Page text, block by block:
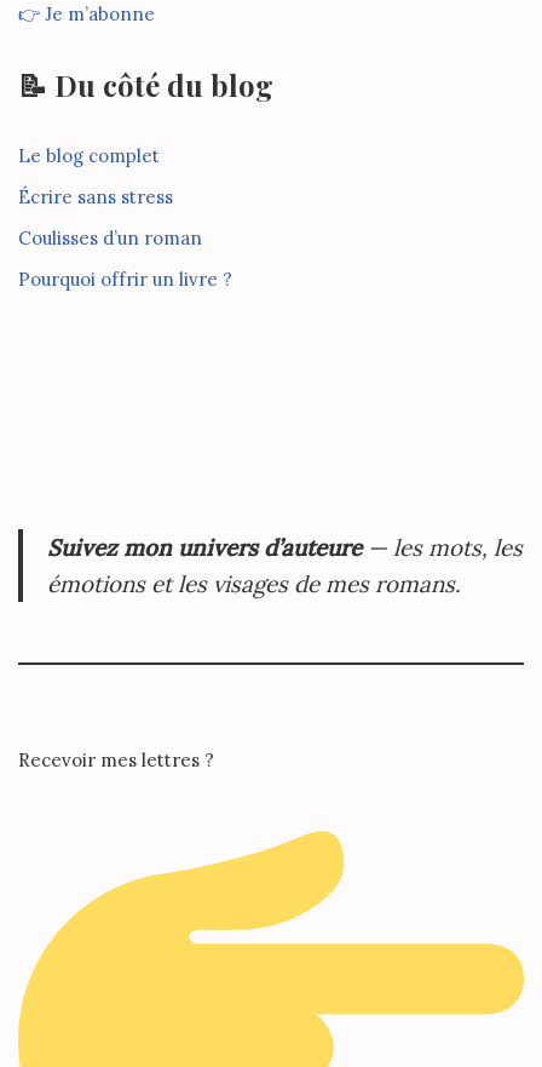
👉 Je m’abonne
📝 Du côté du blog
Le blog complet
Écrire sans stress
Coulisses d’un roman
Pourquoi offrir un livre ?
Suivez mon univers d’auteure— les mots, les
émotions et les visages de mes romans.
Recevoir mes lettres ?